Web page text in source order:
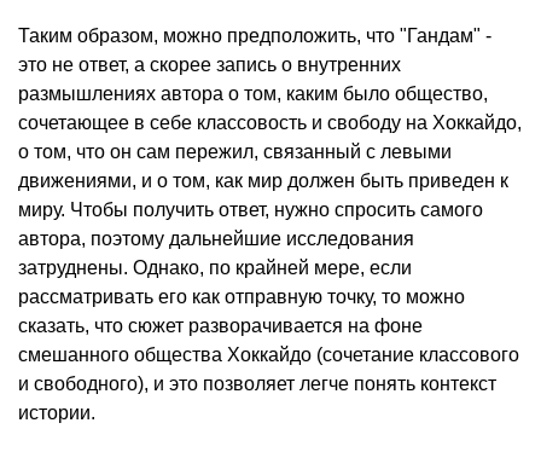
Таким образом, можно предположить, что "Гандам" -
это не ответ, а скорее запись о внутренних
размышлениях автора о том, каким было общество,
сочетающее в себе классовость и свободу на Хоккайдо,
о том, что он сам пережил, связанный с левыми
движениями, и о том, как мир должен быть приведен к
миру. Чтобы получить ответ, нужно спросить самого
автора, поэтому дальнейшие исследования
затруднены. Однако, по крайней мере, если
рассматривать его как отправную точку, то можно
сказать, что сюжет разворачивается на фоне
смешанного общества Хоккайдо (сочетание классового
и свободного), и это позволяет легче понять контекст
истории.